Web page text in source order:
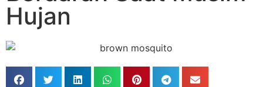
Hujan